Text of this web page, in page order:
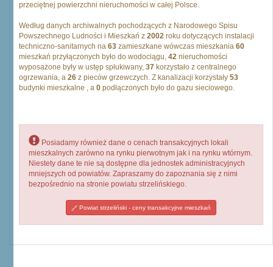
przeciętnej powierzchni nieruchomości w całej Polsce.
Według danych archiwalnych pochodzących z Narodowego Spisu
Powszechnego Ludności i Mieszkań z 2002 roku dotyczących instalacji
techniczno-sanitarnych na 63 zamieszkane wówczas mieszkania 60
mieszkań przyłączonych było do wodociągu, 42 nieruchomości
wyposażone były w ustęp spłukiwany, 37 korzystało z centralnego
ogrzewania, a 26 z pieców grzewczych. Z kanalizacji korzystały 53
budynki mieszkalne , a 0 podłączonych było do gazu sieciowego.
Posiadamy również dane o cenach transakcyjnych lokali
mieszkalnych zarówno na rynku pierwotnym jak i na rynku wtórnym.
Niestety dane te nie są dostępne dla jednostek administracyjnych
mniejszych od powiatów. Zapraszamy do zapoznania się z nimi
bezpośrednio na stronie powiatu strzelińskiego.
Powiat strzeliński - ceny transakcyjne mieszkań